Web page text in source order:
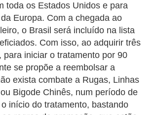
toda os Estados Unidos e para
Europa. Com a chegada ao
o Brasil será incluído na lista
Com isso, ao adquirir três
para iniciar o tratamento por 90
se propõe a reembolsar a
exista combate a Rugas, Linhas
Bigode Chinês, num período de
início do tratamento, bastando